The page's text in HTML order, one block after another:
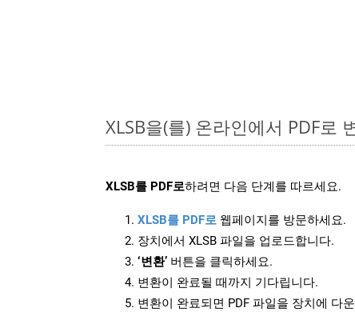
XLSB을(를) 온라인에서 PDF로
XLSB를 PDF로하려면 다음 단계를 따르세요.
XLSB를 PDF로 웹페이지를 방문하세요.
장치에서 XLSB 파일을 업로드합니다.
‘변환’ 버튼을 클릭하세요.
변환이 완료될 때까지 기다립니다.
변환이 완료되면 PDF 파일을 장치에 다